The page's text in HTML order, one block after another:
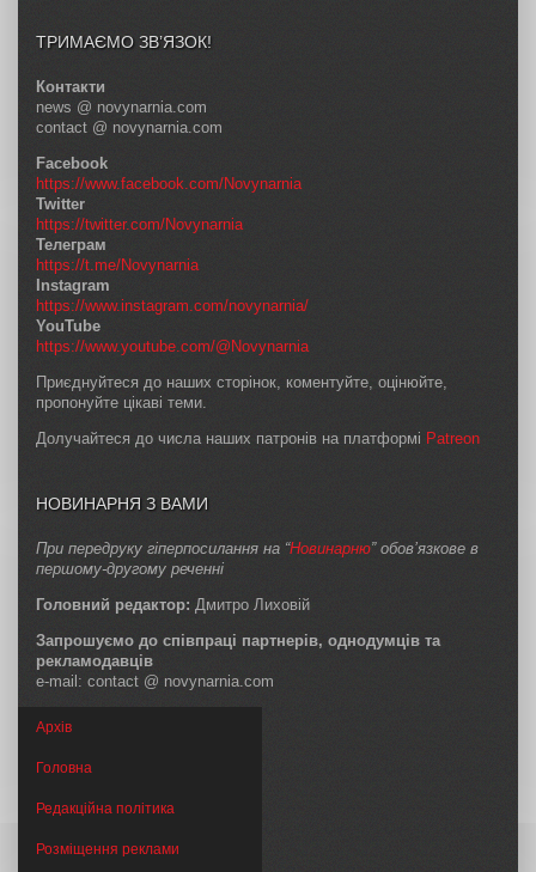
ТРИМАЄМО ЗВ’ЯЗОК!
Контакти
news @ novynarnia.com
contact @ novynarnia.com
Facebook
https://www.facebook.com/Novynarnia
Twitter
https://twitter.com/Novynarnia
Телеграм
https://t.me/Novynarnia
Instagram
https://www.instagram.com/novynarnia/
YouTube
https://www.youtube.com/@Novynarnia
Приєднуйтеся до наших сторінок, коментуйте, оцінюйте,
пропонуйте цікаві теми.
Долучайтеся до числа наших патронів на платформі Patreon
НОВИНАРНЯ З ВАМИ
При передруку гіперпосилання на “Новинарню” обов’язкове в
першому-другому реченні
Головний редактор: Дмитро Лиховій
Запрошуємо до співпраці партнерів, однодумців та
рекламодавців
e-mail: contact @ novynarnia.com
Архів
Головна
Редакційна політика
Розміщення реклами